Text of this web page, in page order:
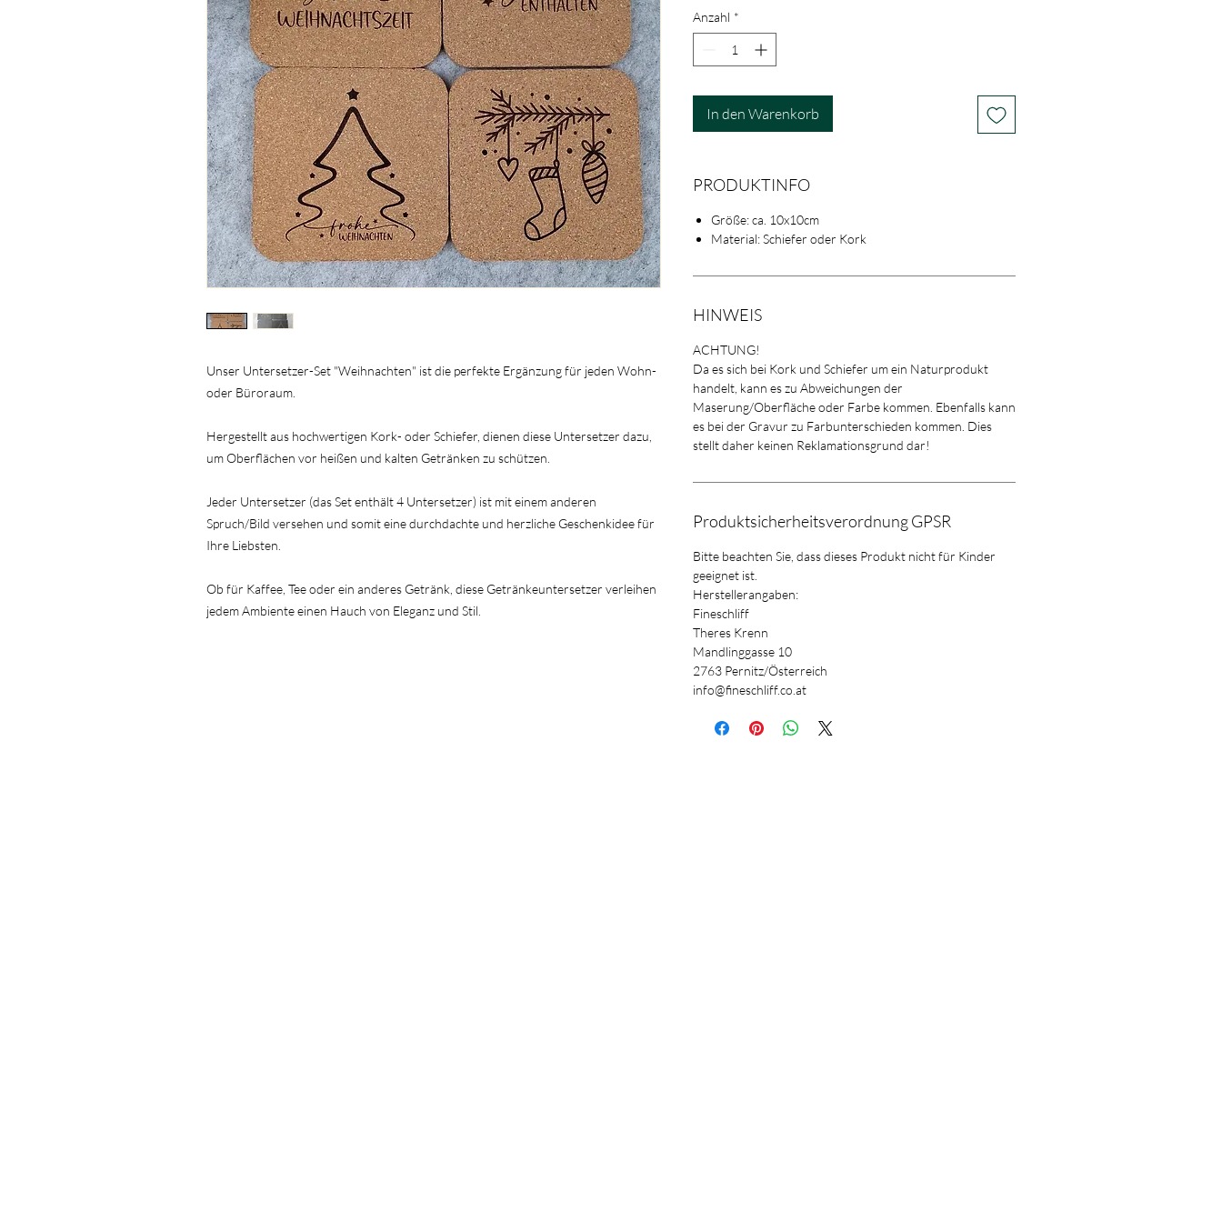
Unser Untersetzer-Set "Weihnachten" ist die perfekte Ergänzung für jeden Wohn-
oder Büroraum.
Hergestellt aus hochwertigen Kork- oder Schiefer, dienen diese Untersetzer dazu,
um Oberflächen vor heißen und kalten Getränken zu schützen.
Jeder Untersetzer (das Set enthält 4 Untersetzer) ist mit einem anderen
Spruch/Bild versehen und somit eine durchdachte und herzliche Geschenkidee für
Ihre Liebsten.
Ob für Kaffee, Tee oder ein anderes Getränk, diese Getränkeuntersetzer verleihen
jedem Ambiente einen Hauch von Eleganz und Stil.
Anzahl *
In den Warenkorb
PRODUKTINFO
Größe: ca. 10x10cm
Material: Schiefer oder Kork
HINWEIS
ACHTUNG!
Da es sich bei Kork und Schiefer um ein Naturprodukt
handelt, kann es zu Abweichungen der
Maserung/Oberfläche oder Farbe kommen. Ebenfalls kann
es bei der Gravur zu Farbunterschieden kommen. Dies
stellt daher keinen Reklamationsgrund dar!
Produktsicherheitsverordnung GPSR
Bitte beachten Sie, dass dieses Produkt nicht für Kinder
geeignet ist.
Herstellerangaben:
Fineschliff
Theres Krenn
Mandlinggasse 10
2763 Pernitz/Österreich
info@fineschliff.co.at